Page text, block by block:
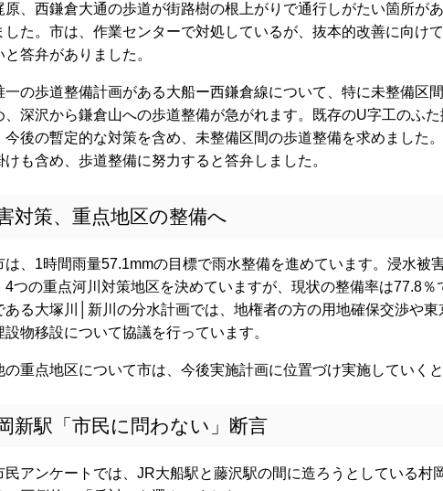
、西鎌倉大通の歩道が街路樹の根上がりで通行しがたい箇所が
した。市は、作業センターで対処しているが、抜本的改善に向け
と答弁がありました。
の歩道整備計画がある大船ー西鎌倉線について、特に未整備区
、深沢から鎌倉山への歩道整備が急がれます。既存のU字工のふ
今後の暫定的な対策を含め、未整備区間の歩道整備を求めました
けも含め、歩道整備に努力すると答弁しました。
対策、重点地区の整備へ
、1時間雨量57.1mmの目標で雨水整備を進めています。浸水被
4つの重点河川対策地区を決めていますが、現状の整備率は77.8％
ある大塚川│新川の分水計画では、地権者の方の用地確保交渉や
設物移設について協議を行っています。
重点地区について市は、今後実施計画に位置づけ実施していくと
新駅「市民に問わない」断言
アンケートでは、JR大船駅と藤沢駅の間に造ろうとしている村